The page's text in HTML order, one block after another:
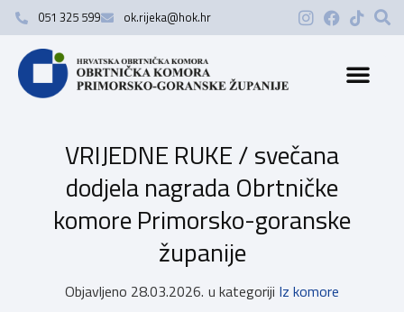
051 325 599 ok.rijeka@hok.hr
VRIJEDNE RUKE / svečana
dodjela nagrada Obrtničke
komore Primorsko-goranske
županije
Objavljeno 28.03.2026. u kategoriji Iz komore